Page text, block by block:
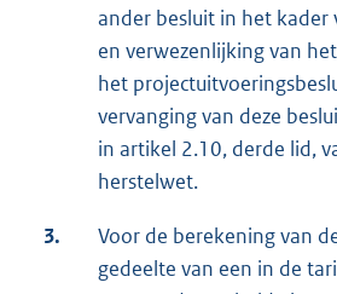
ander besluit in het
en verwezenlijking van
het
vervanging van deze
in artikel 2.10, derde lid,
herstelwet.
3.
Voor de berekening van
gedeelte van een in de